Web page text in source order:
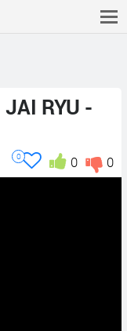
RYU -
0
0
0